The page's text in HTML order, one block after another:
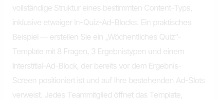
vollständige Struktur eines bestimmten Content-Typs,
inklusive etwaiger In-Quiz-Ad-Blocks. Ein praktisches
Beispiel — erstellen Sie ein „Wöchentliches Quiz“-
Template mit 8 Fragen, 3 Ergebnistypen und einem
Interstitial-Ad-Block, der bereits vor dem Ergebnis-
Screen positioniert ist und auf Ihre bestehenden Ad-Slots
verweist. Jedes Teammitglied öffnet das Template,